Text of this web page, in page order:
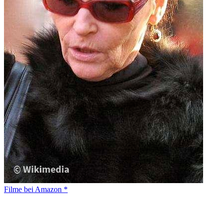
Filme bei Amazon *